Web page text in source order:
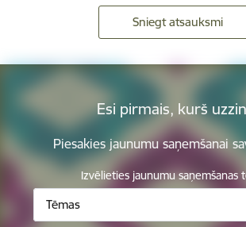
Sniegt atsauksmi
Esi pirmais, kurš
Piesakies jaunumu saņemšanai
Izvēlieties jaunumu saņemšanas
Tēmas